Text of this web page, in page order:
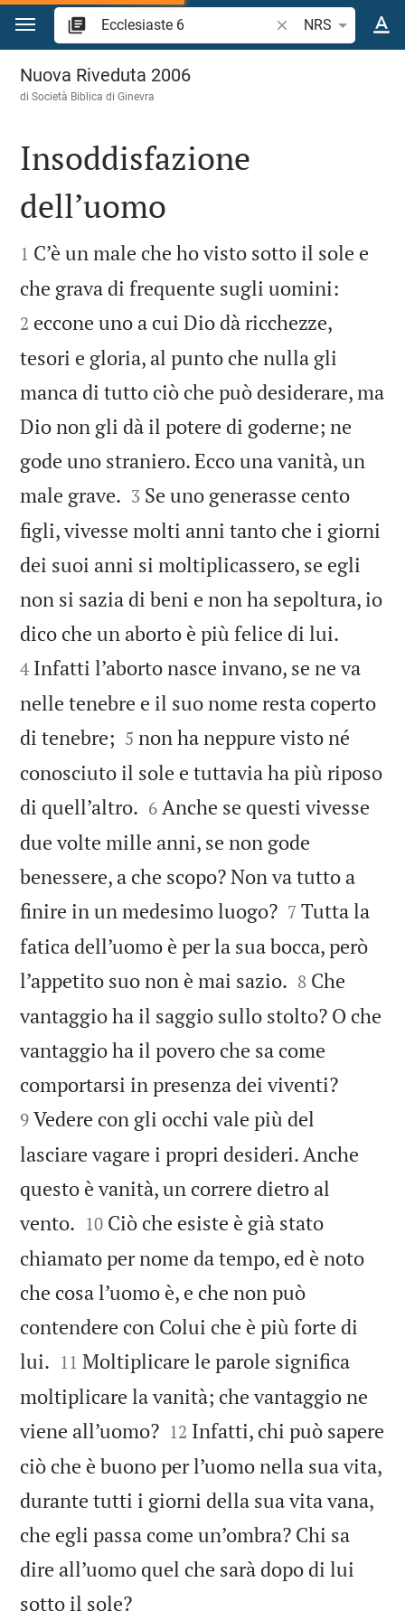
Vai al contenuto
Ricerca verso
NRS
Ecclesiaste 6
Nuova Riveduta 2006
di Società Biblica di Ginevra

Insoddisfazione
dell’uomo

1 C’è un male che ho visto sotto il sole e
che grava di frequente sugli uomini:
2 eccone uno a cui Dio dà ricchezze,
tesori e gloria, al punto che nulla gli
manca di tutto ciò che può desiderare, ma
Dio non gli dà il potere di goderne; ne
gode uno straniero. Ecco una vanità, un
male grave. 

3 Se uno generasse cento
figli, vivesse molti anni tanto che i giorni
dei suoi anni si moltiplicassero, se egli
non si sazia di beni e non ha sepoltura, io
dico che un aborto è più felice di lui.
4 Infatti l’aborto nasce invano, se ne va
nelle tenebre e il suo nome resta coperto
di tenebre; 

5 non ha neppure visto né
conosciuto il sole e tuttavia ha più riposo
di quell’altro. 

6 Anche se questi vivesse
due volte mille anni, se non gode
benessere, a che scopo? Non va tutto a
finire in un medesimo luogo?
7 Tutta la
fatica dell’uomo è per la sua bocca, però
l’appetito suo non è mai sazio. 

8 Che
vantaggio ha il saggio sullo stolto? O che
vantaggio ha il povero che sa come
comportarsi in presenza dei viventi?
9 Vedere con gli occhi vale più del
lasciare vagare i propri desideri. Anche
questo è vanità, un correre dietro al
vento. 

10 Ciò che esiste è già stato
chiamato per nome da tempo, ed è noto
che cosa l’uomo è, e che non può
contendere con Colui che è più forte di
lui. 

11 Moltiplicare le parole significa
moltiplicare la vanità; che vantaggio ne
viene all’uomo?
12 Infatti, chi può sapere
ciò che è buono per l’uomo nella sua vita,
durante tutti i giorni della sua vita vana,
che egli passa come un’ombra? Chi sa
dire all’uomo quel che sarà dopo di lui
sotto il sole?